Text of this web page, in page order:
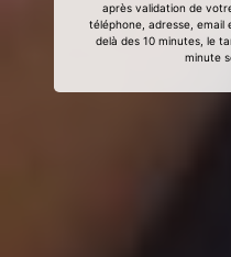
après validation de
téléphone, adresse,
delà des 10 minutes, le
minute